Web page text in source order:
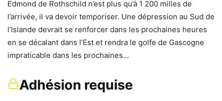
Edmond de Rothschild n’est plus qu’à 1 200 milles de
l’arrivée, il va devoir temporiser. Une dépression au Sud de
l’Islande devrait se renforcer dans les prochaines heures
en se décalant dans l’Est et rendra le golfe de Gascogne
impraticable dans les prochaines…
Adhésion requise